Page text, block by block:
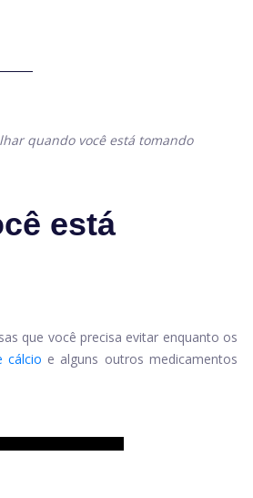
quando você está tomando
está
que você precisa evitar enquanto os
cálcio e alguns outros medicamentos